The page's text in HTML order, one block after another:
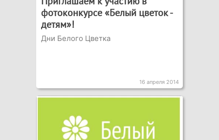
фотоконкурсе «Белый цветок -
детям»!
Дни Белого Цветка
16 апреля 2014